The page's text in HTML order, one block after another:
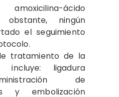
ácido
obstante, ningún
el seguimiento
tratamiento de la
incluye: ligadura
de
y embolización